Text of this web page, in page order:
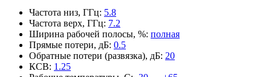
Частота низ, ГГц: 5.8
Частота верх, ГГц: 7.2
Ширина рабочей полосы, %: полная
Прямые потери, дБ: 0.5
Обратные потери (развязка), дБ: 20
КСВ: 1.25